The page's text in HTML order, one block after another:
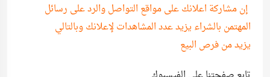
إن مشاركة اعلانك على مواقع التواصل والرد على رسائل
المهتمن بالشراء يزيد عدد المشاهدات لإعلانك وبالتالي
يزيد من فرص البيع